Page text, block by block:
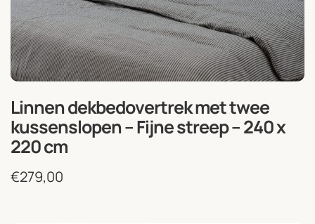
Linnen dekbedovertrek met twee
kussenslopen – Fijne streep – 240 x
220 cm
€279,00